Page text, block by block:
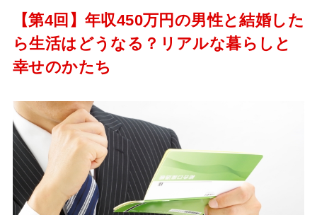
【第4回】年収450万円の男性と結婚した
ら生活はどうなる？リアルな暮らしと
幸せのかたち